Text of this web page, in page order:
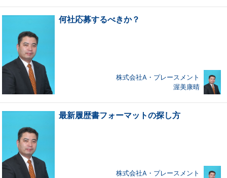
何社応募するべきか？
株式会社A・プレースメント
渥美康晴
最新履歴書フォーマットの探し方
株式会社A・プレースメント